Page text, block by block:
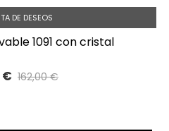
DE DESEOS
1091 con cristal
€ 162,00 €